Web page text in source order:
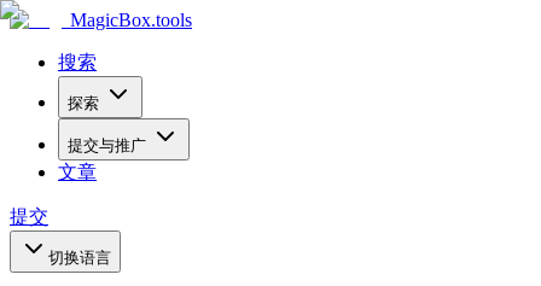
MagicBox.tools
搜索
探索
提交与推广
文章
提交
切换语言